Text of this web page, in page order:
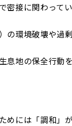
密接に関わって
の環境破壊や過
地の保全行動を
には「調和」